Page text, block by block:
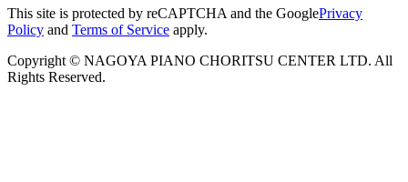
This site is protected by reCAPTCHA and the GooglePrivacy
Policy and Terms of Service apply.
Copyright © NAGOYA PIANO CHORITSU CENTER LTD. All
Rights Reserved.